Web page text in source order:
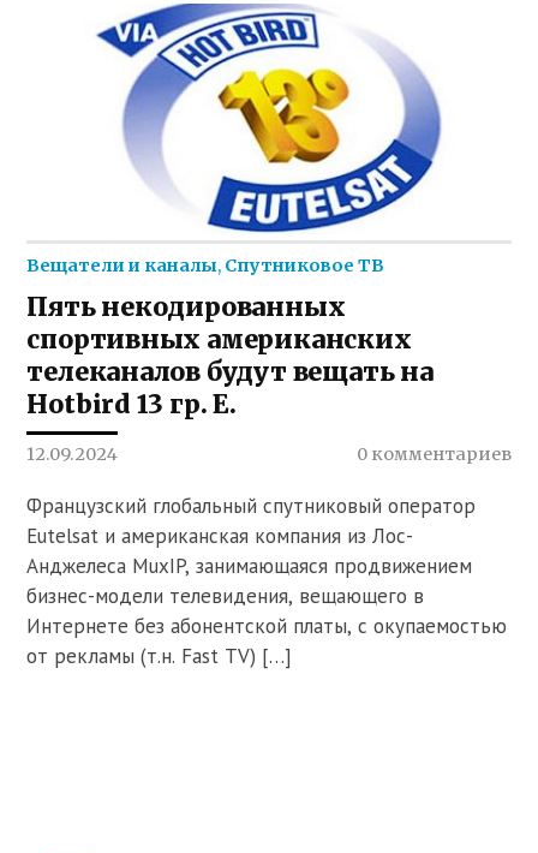
Вещатели и каналы, Спутниковое ТВ
Пять некодированных
спортивных американских
телеканалов будут вещать на
Hotbird 13 гр. Е.
12.09.2024 0 комментариев
Французский глобальный спутниковый оператор
Eutelsat и американская компания из Лос-
Анджелеса MuxIP, занимающаяся продвижением
бизнес-модели телевидения, вещающего в
Интернете без абонентской платы, с окупаемостью
от рекламы (т.н. Fast TV) […]